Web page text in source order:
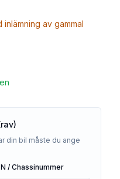
av gammal
din bil måste du ange
/ Chassinummer